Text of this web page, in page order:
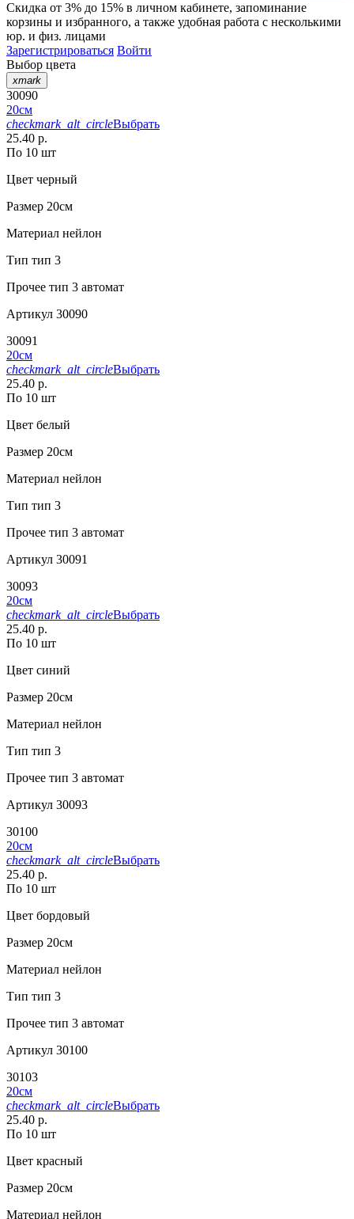
Скидка от 3% до 15% в личном кабинете, запоминание
корзины и избранного, а также удобная работа с несколькими
юр. и физ. лицами
Зарегистрироваться Войти
Выбор цвета
xmark
30090
20см
checkmark_alt_circleВыбрать
25.40 р.
По 10 шт
Цвет черный
Размер 20см
Материал нейлон
Тип тип 3
Прочее тип 3 автомат
Артикул 30090
30091
20см
checkmark_alt_circleВыбрать
25.40 р.
По 10 шт
Цвет белый
Размер 20см
Материал нейлон
Тип тип 3
Прочее тип 3 автомат
Артикул 30091
30093
20см
checkmark_alt_circleВыбрать
25.40 р.
По 10 шт
Цвет синий
Размер 20см
Материал нейлон
Тип тип 3
Прочее тип 3 автомат
Артикул 30093
30100
20см
checkmark_alt_circleВыбрать
25.40 р.
По 10 шт
Цвет бордовый
Размер 20см
Материал нейлон
Тип тип 3
Прочее тип 3 автомат
Артикул 30100
30103
20см
checkmark_alt_circleВыбрать
25.40 р.
По 10 шт
Цвет красный
Размер 20см
Материал нейлон